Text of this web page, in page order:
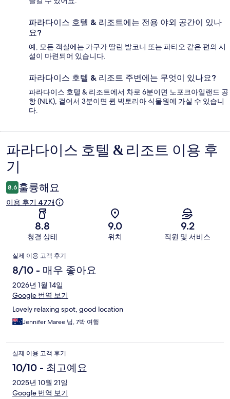
파라다이스 호텔 & 리조트에는 전용 야외 공간이 있나
요?
예, 모든 객실에는 가구가 딸린 발코니 또는 파티오 같은 편의 시
설이 마련되어 있습니다.
파라다이스 호텔 & 리조트 주변에는 무엇이 있나요?
파라다이스 호텔 & 리조트에서 차로 6분이면 노포크아일랜드 공
항 (NLK), 걸어서 3분이면 퀸 빅토리아 식물원에 가실 수 있습니
다.
이
용
후
기
파라다이스 호텔 & 리조트 이용 후
기
8.6 훌륭해요
이용 후기 47개
8.8
청결 상태
9.0
위치
9.2
직원 및 서비스
이
용
후
기
실제 이용 고객 후기
8/10 - 매우 좋아요
2026년 1월 14일
Google 번역 보기
Lovely relaxing spot, good location
Jennifer Maree 님, 7박 여행
실제 이용 고객 후기
10/10 - 최고예요
2025년 10월 21일
Google 번역 보기